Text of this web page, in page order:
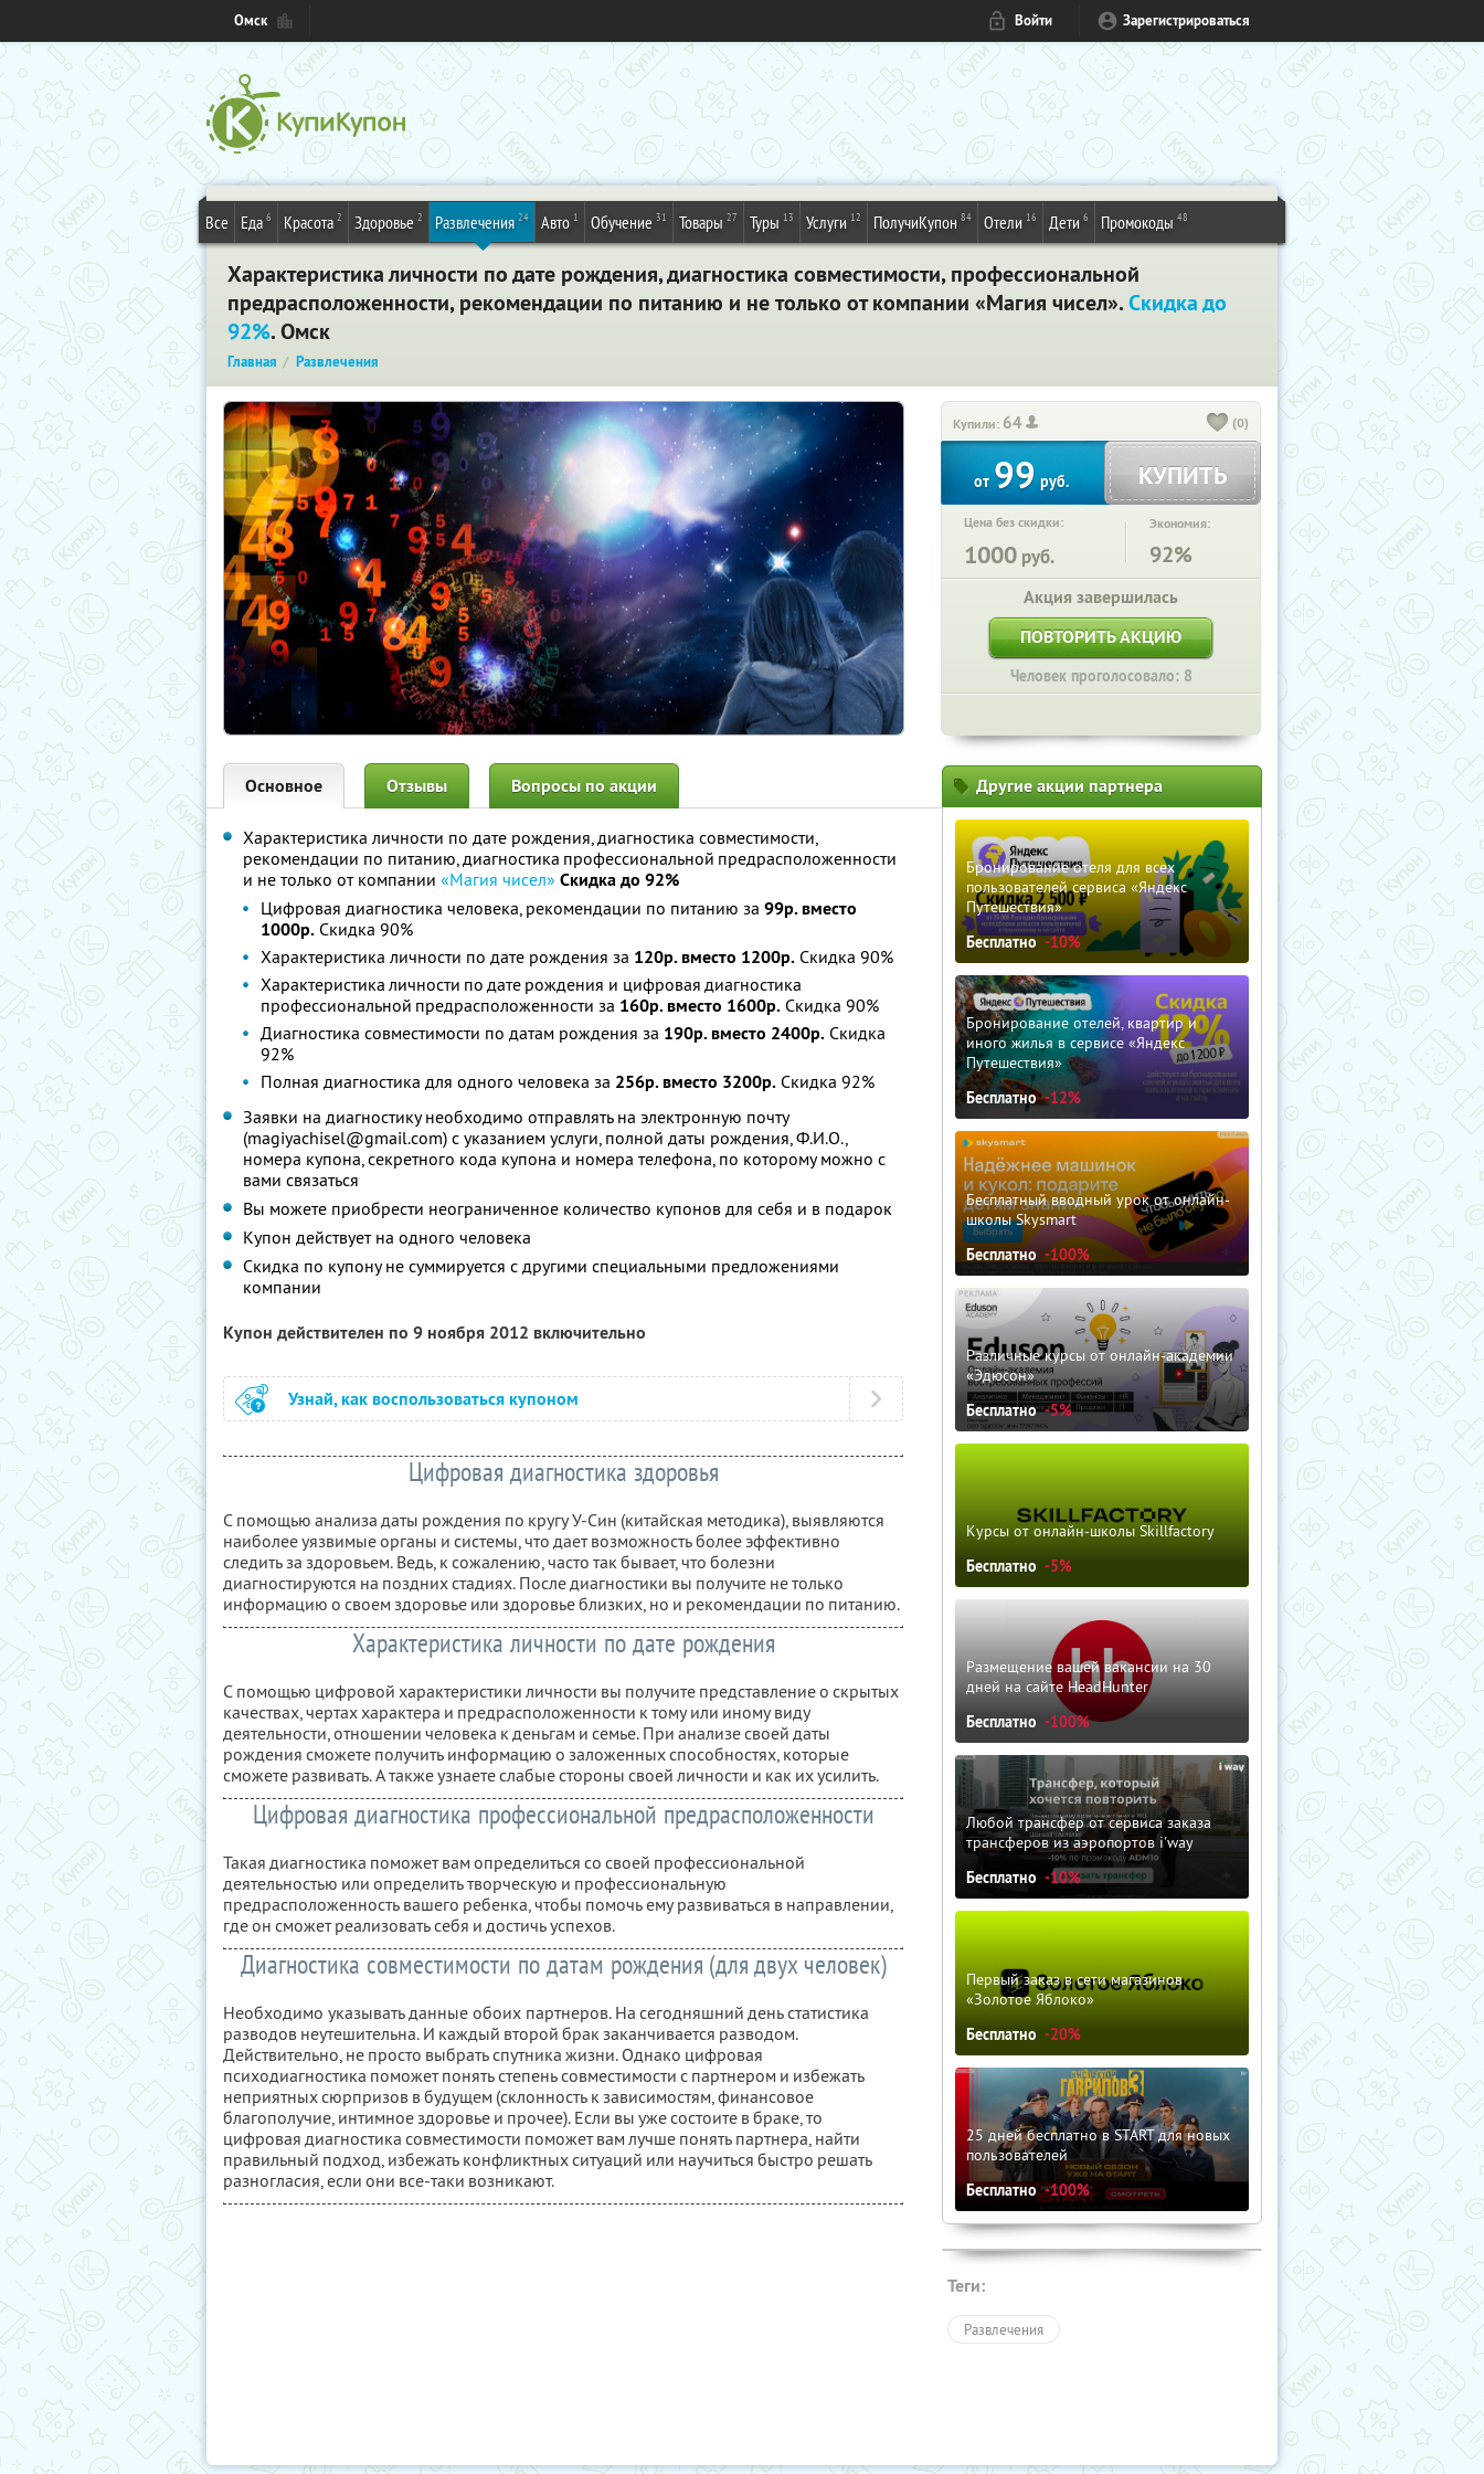
Омск Войти Зарегистрироваться
Все Еда 6 Красота 2 Здоровье 2 Развлечения 24 Авто 1 Обучение 31 Товары 27 Туры 13 Услуги 12 ПолучиКупон 84 Отели 16 Дети 6 Промокоды 48
Характеристика личности по дате рождения, диагностика совместимости, профессиональной
предрасположенности, рекомендации по питанию и не только от компании «Магия чисел».Скидка до
92%. Омск
Главная Развлечения
Купили: 64 (0)
от 99руб. КУПИТЬ
Цена без скидки:
1000 руб.
Экономия:
92%
Акция завершилась
ПОВТОРИТЬ АКЦИЮ
Человек проголосовало: 8
Основное Отзывы Вопросы по акции
Характеристика личности по дате рождения, диагностика совместимости,
рекомендации по питанию, диагностика профессиональной предрасположенности
и не только от компании «Магия чисел» Скидка до 92%
Цифровая диагностика человека, рекомендации по питанию за 99р. вместо
1000р. Скидка 90%
Характеристика личности по дате рождения за 120р. вместо 1200р. Скидка 90%
Характеристика личности по дате рождения и цифровая диагностика
профессиональной предрасположенности за 160р. вместо 1600р. Скидка 90%
Диагностика совместимости по датам рождения за 190р. вместо 2400р. Скидка
92%
Полная диагностика для одного человека за 256р. вместо 3200р. Скидка 92%
Заявки на диагностику необходимо отправлять на электронную почту
(magiyachisel@gmail.com) с указанием услуги, полной даты рождения, Ф.И.О.,
номера купона, секретного кода купона и номера телефона, по которому можно с
вами связаться
Вы можете приобрести неограниченное количество купонов для себя и в подарок
Купон действует на одного человека
Скидка по купону не суммируется с другими специальными предложениями
компании
Купон действителен по 9 ноября 2012 включительно
Узнай, как воспользоваться купоном
Цифровая диагностика здоровья
С помощью анализа даты рождения по кругу У-Син (китайская методика), выявляются
наиболее уязвимые органы и системы, что дает возможность более эффективно
следить за здоровьем. Ведь, к сожалению, часто так бывает, что болезни
диагностируются на поздних стадиях. После диагностики вы получите не только
информацию о своем здоровье или здоровье близких, но и рекомендации по питанию.
Характеристика личности по дате рождения
С помощью цифровой характеристики личности вы получите представление о скрытых
качествах, чертах характера и предрасположенности к тому или иному виду
деятельности, отношении человека к деньгам и семье. При анализе своей даты
рождения сможете получить информацию о заложенных способностях, которые
сможете развивать. А также узнаете слабые стороны своей личности и как их усилить.
Цифровая диагностика профессиональной предрасположенности
Такая диагностика поможет вам определиться со своей профессиональной
деятельностью или определить творческую и профессиональную
предрасположенность вашего ребенка, чтобы помочь ему развиваться в направлении,
где он сможет реализовать себя и достичь успехов.
Диагностика совместимости по датам рождения (для двух человек)
Необходимо указывать данные обоих партнеров. На сегодняшний день статистика
разводов неутешительна. И каждый второй брак заканчивается разводом.
Действительно, не просто выбрать спутника жизни. Однако цифровая
психодиагностика поможет понять степень совместимости с партнером и избежать
неприятных сюрпризов в будущем (склонность к зависимостям, финансовое
благополучие, интимное здоровье и прочее). Если вы уже состоите в браке, то
цифровая диагностика совместимости поможет вам лучше понять партнера, найти
правильный подход, избежать конфликтных ситуаций или научиться быстро решать
разногласия, если они все-таки возникают.
Другие акции партнера
Бронирование отеля для всех
пользователей сервиса «Яндекс
Путешествия»
Бесплатно -10%
Бронирование отелей, квартир и
иного жилья в сервисе «Яндекс
Путешествия»
Бесплатно -12%
Бесплатный вводный урок от онлайн-
школы Skysmart
Бесплатно -100%
Различные курсы от онлайн-академии
«Эдюсон»
Бесплатно -5%
Курсы от онлайн-школы Skillfactory
Бесплатно -5%
Размещение вашей вакансии на 30
дней на сайте HeadHunter
Бесплатно -100%
Любой трансфер от сервиса заказа
трансферов из аэропортов i'way
Бесплатно -10%
Первый заказ в сети магазинов
«Золотое Яблоко»
Бесплатно -20%
25 дней бесплатно в START для новых
пользователей
Бесплатно -100%
Теги:
Развлечения